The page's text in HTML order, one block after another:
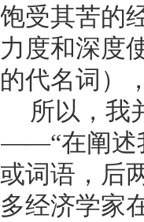
饱受其苦的
力度和深度
的代名词）
所以，我
——“在阐述
或词语，后
多经济学家